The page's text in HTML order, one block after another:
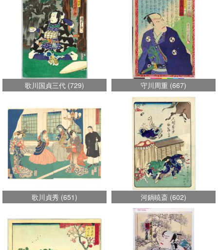
歌川国貞三代 (729) 守川周重 (667)
歌川貞秀 (651) 河鍋暁斎 (602)